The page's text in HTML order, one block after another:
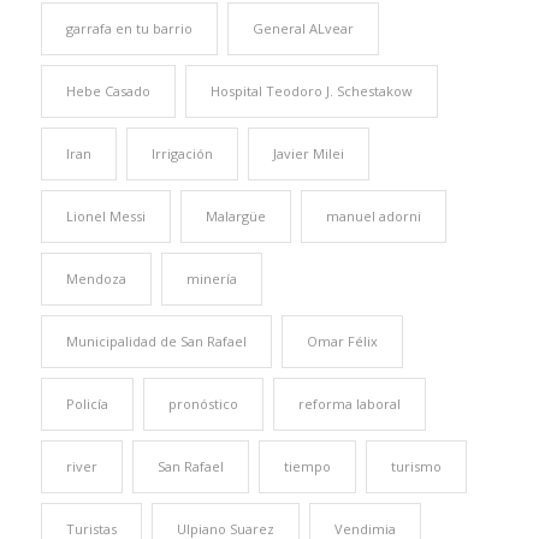
garrafa en tu barrio General ALvear
Hebe Casado Hospital Teodoro J. Schestakow
Iran Irrigación Javier Milei
Lionel Messi Malargüe manuel adorni
Mendoza minería
Municipalidad de San Rafael Omar Félix
Policía pronóstico reforma laboral
river San Rafael tiempo turismo
Turistas Ulpiano Suarez Vendimia